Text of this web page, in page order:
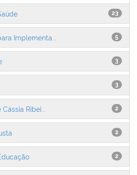
23
5
Implementa...
3
3
2
Ribei...
2
2